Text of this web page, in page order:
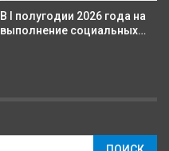
В I полугодии 2026 года на
выполнение социальных…